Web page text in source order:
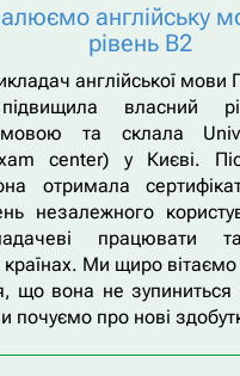
англійську
рівень В2
англійської мови
власний
та склала
center) у Києві.
отримала
незалежного
працювати
Ми щиро вітаємо
що вона не зупиниться
почуємо про нові